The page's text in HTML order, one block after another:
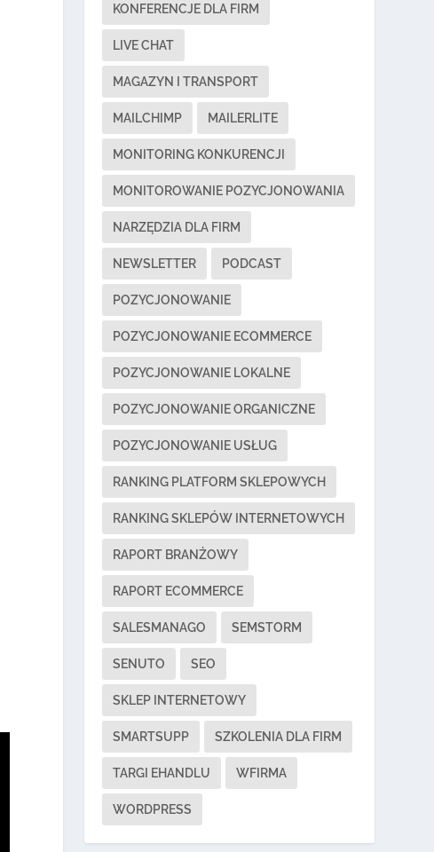
KONFERENCJE DLA FIRM
LIVE CHAT
MAGAZYN I TRANSPORT
MAILCHIMP MAILERLITE
MONITORING KONKURENCJI
MONITOROWANIE POZYCJONOWANIA
NARZĘDZIA DLA FIRM
NEWSLETTER PODCAST
POZYCJONOWANIE
POZYCJONOWANIE ECOMMERCE
POZYCJONOWANIE LOKALNE
POZYCJONOWANIE ORGANICZNE
POZYCJONOWANIE USŁUG
RANKING PLATFORM SKLEPOWYCH
RANKING SKLEPÓW INTERNETOWYCH
RAPORT BRANŻOWY
RAPORT ECOMMERCE
SALESMANAGO SEMSTORM
SENUTO SEO
SKLEP INTERNETOWY
SMARTSUPP SZKOLENIA DLA FIRM
TARGI EHANDLU WFIRMA
WORDPRESS